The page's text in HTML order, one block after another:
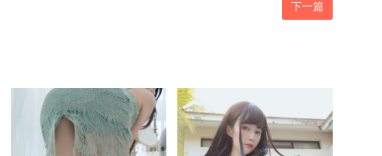
下一篇